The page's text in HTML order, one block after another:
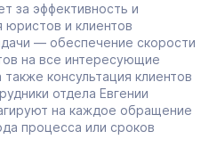
за эффективность и
юристов и клиентов
— обеспечение скорости
на все интересующие
консультация клиентов
отдела Евгении
на каждое обращение
процесса или сроков